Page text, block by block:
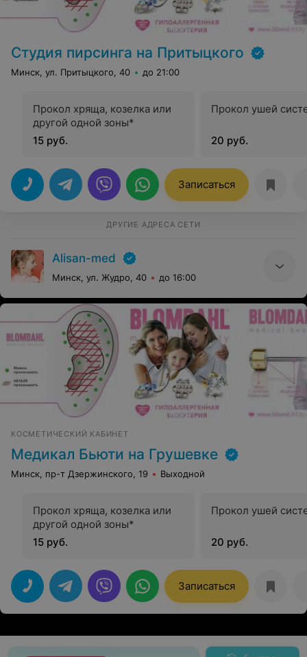
Студия пирсинга на Притыцкого
Минск, ул. Притыцкого, 40 до 21:00
Прокол хряща, козелка или
другой одной зоны*
15 руб.
Прокол ушей
20 руб.
Записаться
ДРУГИЕ АДРЕСА СЕТИ
Alisan-med
Минск, ул. Жудро, 40 до 16:00
КОСМЕТИЧЕСКИЙ КАБИНЕТ
Медикал Бьюти на Грушевке
Минск, пр-т Дзержинского, 19 Выходной
Прокол хряща, козелка или
другой одной зоны*
15 руб.
Прокол ушей
20 руб.
Записаться